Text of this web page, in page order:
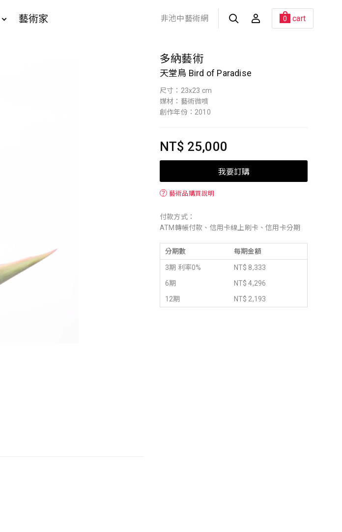
藝術家 非池中藝術網 0 cart
多納藝術
天堂鳥 Bird of Paradise
尺寸：23x23 cm
媒材：藝術微噴
創作年份：2010
NT$ 25,000
我要訂購
？ 藝術品購買說明
付款方式：
ATM轉帳付款、信用卡線上刷卡、信用卡分期
分期數 每期金額
3期 利率0%
NT$ 8,333
6期
NT$ 4,296
12期
NT$ 2,193